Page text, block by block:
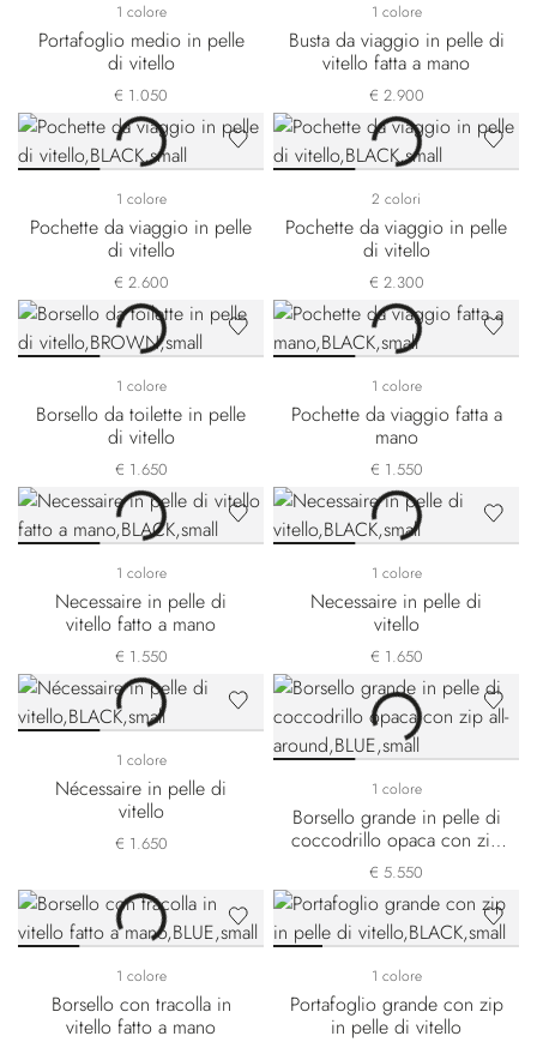
1 colore
Portafoglio medio in pelle
di vitello
€ 1.050
1 colore
Busta da viaggio in pelle di
vitello fatta a mano
€ 2.900
1 colore
Pochette da viaggio in pelle
di vitello
€ 2.600
2 colori
Pochette da viaggio in pelle
di vitello
€ 2.300
1 colore
Borsello da toilette in pelle
di vitello
€ 1.650
1 colore
Pochette da viaggio fatta a
mano
€ 1.550
1 colore
Necessaire in pelle di
vitello fatto a mano
€ 1.550
1 colore
Necessaire in pelle di
vitello
€ 1.650
1 colore
Nécessaire in pelle di
vitello
€ 1.650
1 colore
Borsello grande in pelle di
coccodrillo opaca con zip
all-around
€ 5.550
1 colore
Borsello con tracolla in
vitello fatto a mano
1 colore
Portafoglio grande con zip
in pelle di vitello